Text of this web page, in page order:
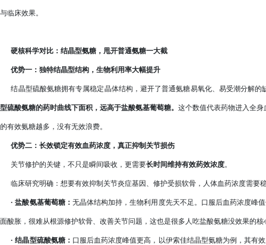
与临床效果。
硬核科学对比：结晶型氨糖，甩开普通氨糖一大截
优势一：独特结晶型结构，生物利用率大幅提升
结晶型硫酸氨糖拥有专属稳定晶体结构，避开了普通氨糖易氧化、易受潮分解的
型硫酸氨糖的药时曲线下面积，远高于盐酸氨基葡萄糖。 这个数值代表药物进入全
的有效氨糖越多，没有无效浪费。
优势二：长效锁定有效血药浓度，真正抑制关节损伤
关节修护的关键，不只是瞬间吸收，更需要长时间维持有效药效浓度。
临床研究明确：想要有效抑制关节炎症基因、修护受损软骨，人体血药浓度需要
·盐酸氨基葡萄糖： 无晶体结构加持，生物利用度先天不足。口服后血药浓度峰
面酸胀，很难从根源修护软骨、改善关节问题，这也是很多人吃盐酸氨糖没效果的核
·结晶型硫酸氨糖： 口服后血药浓度峰值更高，以伊索佳结晶型氨糖为例，其